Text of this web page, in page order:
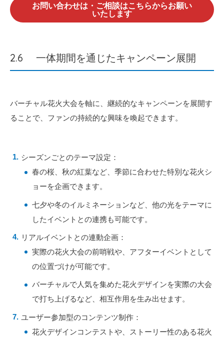
お問い合わせは・ご相談はこちらからお願い
いたします
2.6 一体期間を通じたキャンペーン展開
バーチャル花火大会を軸に、継続的なキャンペーンを展開す
ることで、ファンの持続的な興味を喚起できます。
シーズンごとのテーマ設定：
春の桜、秋の紅葉など、季節に合わせた特別な花火シ
ョーを企画できます。
七夕や冬のイルミネーションなど、他の光をテーマに
したイベントとの連携も可能です。
リアルイベントとの連動企画：
実際の花火大会の前哨戦や、アフターイベントとして
の位置づけが可能です。
バーチャルで人気を集めた花火デザインを実際の大会
で打ち上げるなど、相互作用を生み出せます。
ユーザー参加型のコンテンツ制作：
花火デザインコンテストや、ストーリー性のある花火